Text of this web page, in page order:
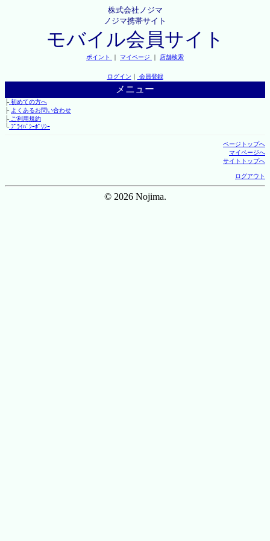
株式会社ノジマ
ノジマ携帯サイト
モバイル会員サイト
ポイント ｜ マイページ ｜ 店舗検索
ログイン ｜ 会員登録
メニュー
├初めての方へ
├ よくあるお問い合わせ
├ご利用規約
└ﾌﾟﾗｲﾊﾞｼｰﾎﾟﾘｼｰ
ページトップへ
マイページへ
サイトトップへ
ログアウト
© 2026 Nojima.